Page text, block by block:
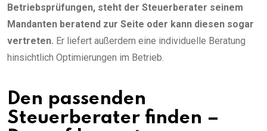
Betriebsprüfungen, steht der Steuerberater seinem
Mandanten beratend zur Seite oder kann diesen sogar
vertreten. Er liefert außerdem eine individuelle Beratung
hinsichtlich Optimierungen im Betrieb.
Den passenden
Steuerberater finden –